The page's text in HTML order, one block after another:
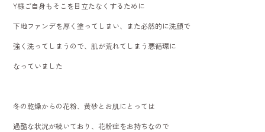
Y様ご自身もそこを目立たなくするために
下地ファンデを厚く塗ってしまい、また必然的に洗顔で
強く洗ってしまうので、肌が荒れてしまう悪循環に
なっていました
冬の乾燥からの花粉、黄砂とお肌にとっては
過酷な状況が続いており、花粉症をお持ちなので